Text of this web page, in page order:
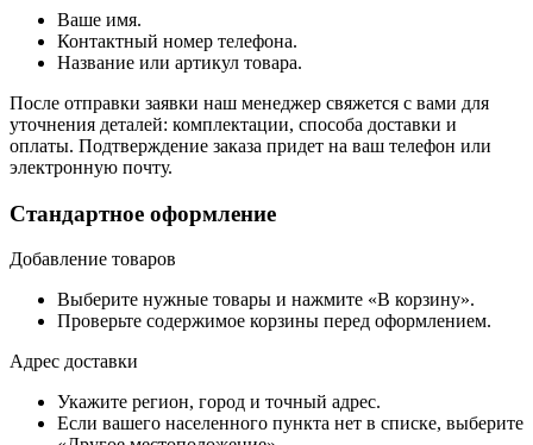
Ваше имя.
Контактный номер телефона.
Название или артикул товара.
После отправки заявки наш менеджер свяжется с вами для
уточнения деталей: комплектации, способа доставки и
оплаты. Подтверждение заказа придет на ваш телефон или
электронную почту.
Стандартное оформление
Добавление товаров
Выберите нужные товары и нажмите «В корзину».
Проверьте содержимое корзины перед оформлением.
Адрес доставки
Укажите регион, город и точный адрес.
Если вашего населенного пункта нет в списке, выберите